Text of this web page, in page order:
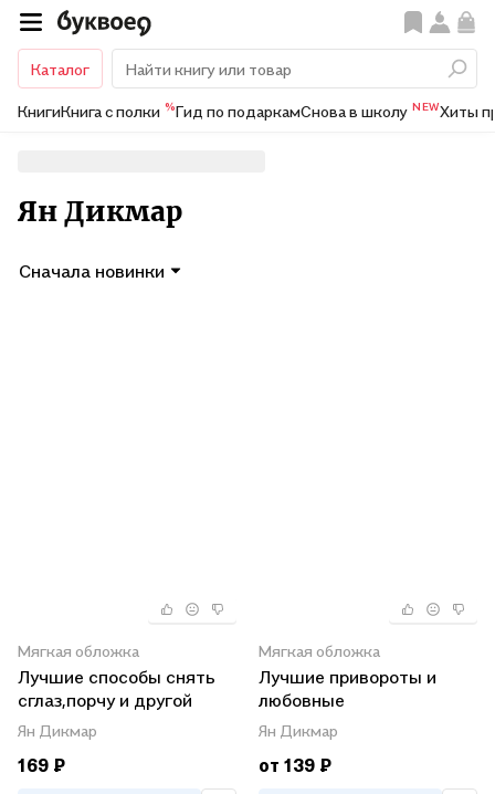
Каталог
КнигиКнига с полки %Гид по подаркамСнова в школу NEWХиты
Ян Дикмар
Сначала новинки
Мягкая обложка
Лучшие способы снять
сглаз,порчу и другой
негатив
Ян Дикмар
169 ₽
Мягкая обложка
Лучшие привороты и
любовные
обряды:карман.справ.
Ян Дикмар
от 139 ₽